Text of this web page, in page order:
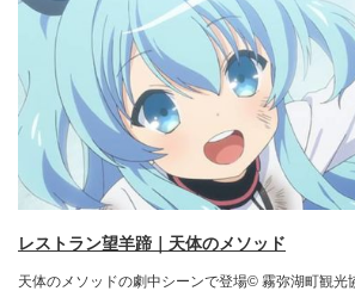
レストラン望羊蹄｜天体のメソッド
天体のメソッドの劇中シーンで登場© 霧弥湖町観光